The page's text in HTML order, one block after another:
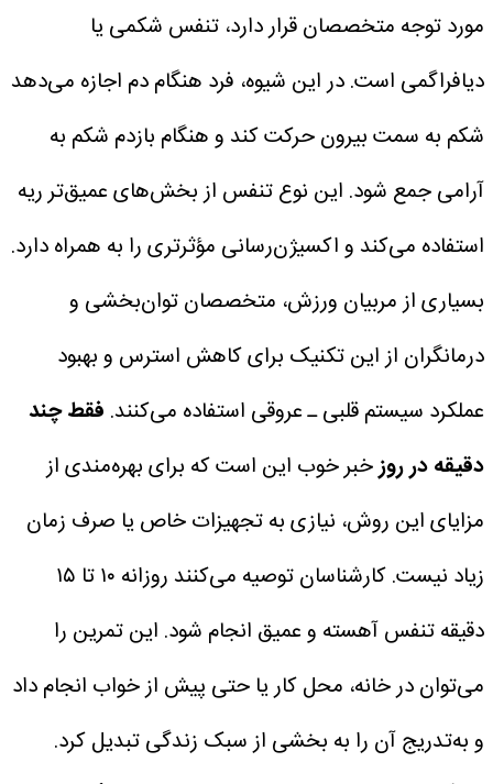
مورد توجه متخصصان قرار دارد، تنفس شکمی یا
دیافراگمی است.در این شیوه، فرد هنگام دم اجازه می‌دهد
شکم به سمت بیرون حرکت کند و هنگام بازدم شکم به
آرامی جمع شود. این نوع تنفس از بخش‌های عمیق‌تر ریه
استفاده می‌کند و اکسیژن‌رسانی مؤثرتری را به همراه دارد.
بسیاری از مربیان ورزش، متخصصان توان‌بخشی و
درمانگران از این تکنیک برای کاهش استرس و بهبود
عملکرد سیستم قلبی ـ عروقی استفاده می‌کنند. فقط چند
دقیقه در روزخبر خوب این است که برای بهره‌مندی از
مزایای این روش، نیازی به تجهیزات خاص یا صرف زمان
زیاد نیست. کارشناسان توصیه می‌کنند روزانه ۱۰ تا ۱۵
دقیقه تنفس آهسته و عمیق انجام شود. این تمرین را
می‌توان در خانه، محل کار یا حتی پیش از خواب انجام داد
و به‌تدریج آن را به بخشی از سبک زندگی تبدیل کرد.